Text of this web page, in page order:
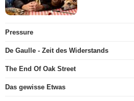
Pressure
De Gaulle - Zeit des Widerstands
The End Of Oak Street
Das gewisse Etwas